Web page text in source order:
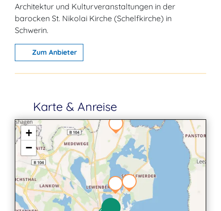
Architektur und Kulturveranstaltungen in der
barocken St. Nikolai Kirche (Schelfkirche) in
Schwerin.
Zum Anbieter
Karte & Anreise
+
−